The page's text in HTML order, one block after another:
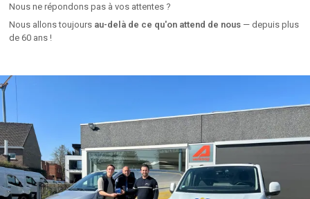
Nous ne répondons pas à vos attentes ?
Nous allons toujours au-delà de ce qu'on attend de nous — depuis plus
de 60 ans !